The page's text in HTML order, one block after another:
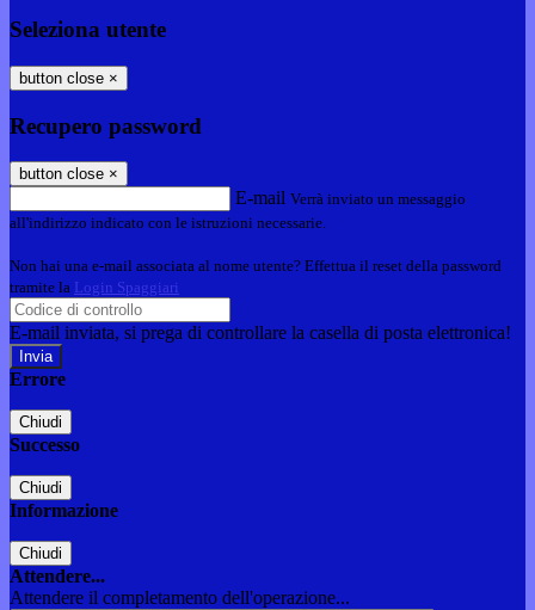
Seleziona utente
button close ×
Recupero password
button close ×
E-mail Verrà inviato un messaggio
all'indirizzo indicato con le istruzioni necessarie.
Non hai una e-mail associata al nome utente? Effettua il reset della password
tramite la Login Spaggiari
E-mail inviata, si prega di controllare la casella di posta elettronica!
Errore
Chiudi
Successo
Chiudi
Informazione
Chiudi
Attendere...
Attendere il completamento dell'operazione...